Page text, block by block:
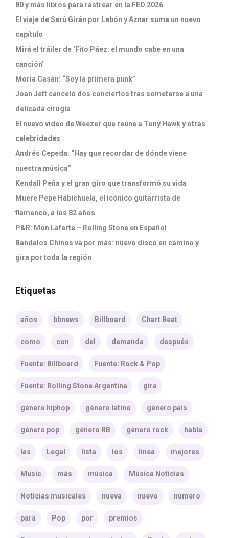
80 y más libros para rastrear en la FED 2026
El viaje de Serú Girán por Lebón y Aznar suma un nuevo
capítulo
Mirá el tráiler de ‘Fito Páez: el mundo cabe en una
canción’
Moria Casán: “Soy la primera punk”
Joan Jett canceló dos conciertos tras someterse a una
delicada cirugía
El nuevo video de Weezer que reúne a Tony Hawk y otras
celebridades
Andrés Cepeda: “Hay que recordar de dónde viene
nuestra música”
Kendall Peña y el gran giro que transformó su vida
Muere Pepe Habichuela, el icónico guitarrista de
flamenco, a los 82 años
P&R: Mon Laferte – Rolling Stone en Español
Bandalos Chinos va por más: nuevo disco en camino y
gira por toda la región
Etiquetas
años bbnews Billboard Chart Beat
como con del demanda después
Fuente: Billboard Fuente: Rock & Pop
Fuente: Rolling Stone Argentina gira
género hiphop género latino género país
género pop género RB género rock habla
las Legal lista los línea mejores
Music más música Música Noticias
Noticias musicales nueva nuevo número
para Pop por premios